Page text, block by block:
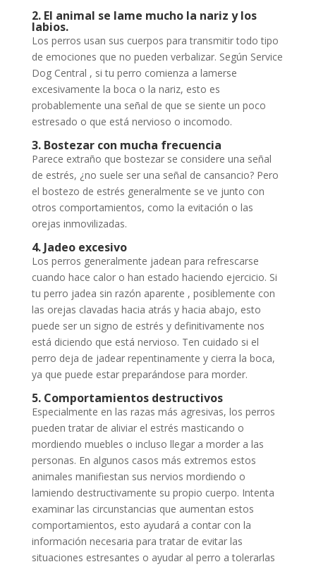
2. El animal se lame mucho la nariz y los
labios.
Los perros usan sus cuerpos para transmitir todo tipo
de emociones que no pueden verbalizar. Según Service
Dog Central , si tu perro comienza a lamerse
excesivamente la boca o la nariz, esto es
probablemente una señal de que se siente un poco
estresado o que está nervioso o incomodo.
3. Bostezar con mucha frecuencia
Parece extraño que bostezar se considere una señal
de estrés, ¿no suele ser una señal de cansancio? Pero
el bostezo de estrés generalmente se ve junto con
otros comportamientos, como la evitación o las
orejas inmovilizadas.
4. Jadeo excesivo
Los perros generalmente jadean para refrescarse
cuando hace calor o han estado haciendo ejercicio. Si
tu perro jadea sin razón aparente , posiblemente con
las orejas clavadas hacia atrás y hacia abajo, esto
puede ser un signo de estrés y definitivamente nos
está diciendo que está nervioso. Ten cuidado si el
perro deja de jadear repentinamente y cierra la boca,
ya que puede estar preparándose para morder.
5. Comportamientos destructivos
Especialmente en las razas más agresivas, los perros
pueden tratar de aliviar el estrés masticando o
mordiendo muebles o incluso llegar a morder a las
personas. En algunos casos más extremos estos
animales manifiestan sus nervios mordiendo o
lamiendo destructivamente su propio cuerpo. Intenta
examinar las circunstancias que aumentan estos
comportamientos, esto ayudará a contar con la
información necesaria para tratar de evitar las
situaciones estresantes o ayudar al perro a tolerarlas